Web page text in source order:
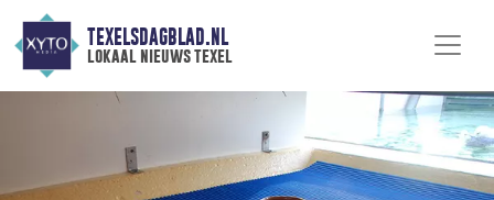
TEXELSDAGBLAD.NL
lokaal nieuws texel